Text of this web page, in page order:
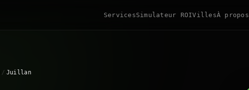
ServicesSimulateur ROIVillesÀ propos
/ Juillan